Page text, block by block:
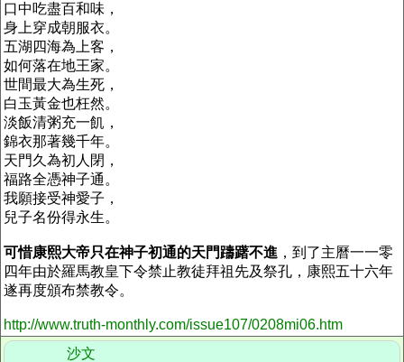
口中吃盡百和味，
身上穿成朝服衣。
五湖四海為上客，
如何落在地王家。
世間最大為生死，
白玉黃金也枉然。
淡飯清粥充一飢，
錦衣那著幾千年。
天門久為初人閉，
福路全憑神子通。
我願接受神愛子，
兒子名份得永生。
可惜康熙大帝只在神子初通的天門躊躇不進 ，到了主曆一一零
四年由於羅馬教皇下令禁止教徒拜祖先及祭孔，康熙五十六年
遂再度頒布禁教令。
http://www.truth-monthly.com/issue107/0208mi06.htm
沙文